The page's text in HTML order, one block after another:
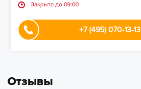
Закрыто до 09:00
+7 (495) 070-13-13
Отзывы